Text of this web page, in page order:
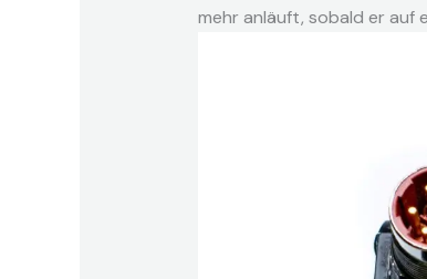
mehr anläuft, sobald er auf